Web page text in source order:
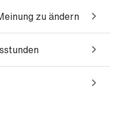
zu ändern